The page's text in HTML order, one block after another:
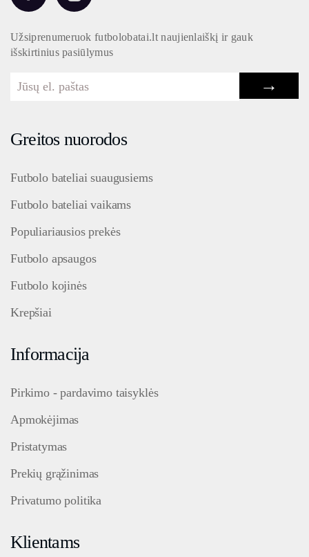
Užsiprenumeruok futbolobatai.lt naujienlaiškį ir gauk
išskirtinius pasiūlymus
→
Greitos nuorodos
Futbolo bateliai suaugusiems
Futbolo bateliai vaikams
Populiariausios prekės
Futbolo apsaugos
Futbolo kojinės
Krepšiai
Informacija
Pirkimo - pardavimo taisyklės
Apmokėjimas
Pristatymas
Prekių grąžinimas
Privatumo politika
Klientams